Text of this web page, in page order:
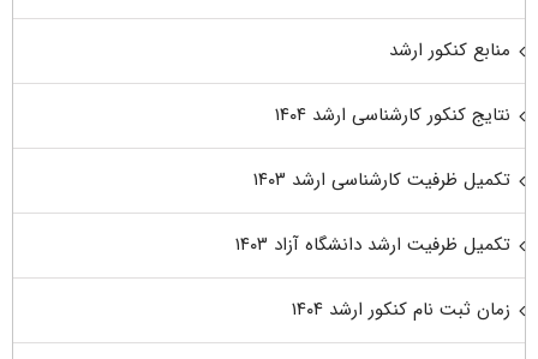
منابع کنکور ارشد
نتایج کنکور کارشناسی ارشد ۱۴۰۴
تکمیل ظرفیت کارشناسی ارشد ۱۴۰۳
تکمیل ظرفیت ارشد دانشگاه آزاد ۱۴۰۳
زمان ثبت نام کنکور ارشد ۱۴۰۴